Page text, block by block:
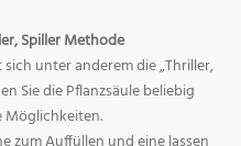
Spiller Methode
unter anderem die „Thriller,
Sie die Pflanzsäule beliebig
Möglichkeiten.